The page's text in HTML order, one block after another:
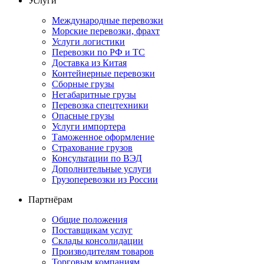
Международные перевозки
Морские перевозки, фрахт
Услуги логистики
Перевозки по РФ и ТС
Доставка из Китая
Контейнерные перевозки
Сборные грузы
Негабаритные грузы
Перевозка спецтехники
Опасные грузы
Услуги импортера
Таможенное оформление
Страхование грузов
Консультации по ВЭД
Дополнительные услуги
Грузоперевозки из России
Партнёрам
Общие положения
Поставщикам услуг
Склады консолидации
Производителям товаров
Торговым компаниям